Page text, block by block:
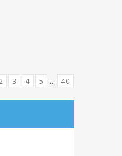
2 3 4 5 ... 40